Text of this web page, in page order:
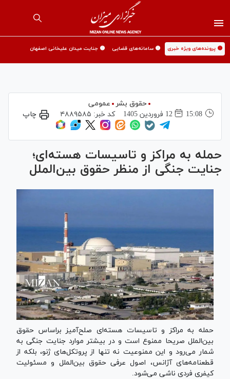
🟡 پرونده‌های ویژه خبری 🟡 سامانه‌های قضایی 🟡 جنایت میدان علیخانی اصفهان
حقوق بشر
عمومی
15:08
12 فروردين 1405 کد خبر: ۴۸۸۹۵۸۵ چاپ
حمله به مراکز و تاسیسات هسته‌ای؛
جنایت جنگی از منظر حقوق بین‌الملل
حمله به مراکز و تاسیسات هسته‌ای صلح‌آمیز براساس حقوق
بین‌الملل صریحا ممنوع است و در بیشتر موارد جنایت جنگی به
شمار می‌رود و این ممنوعیت نه تنها از پروتکل‌های ژنو، بلکه از
قطعنامه‌های آژانس، اصول عرفی حقوق بین‌الملل و مسئولیت
کیفری فردی ناشی می‌شود.